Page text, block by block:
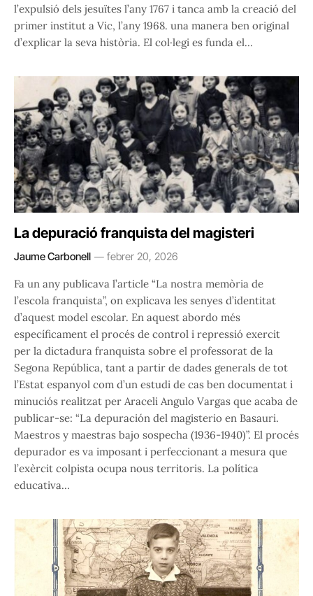
l’expulsió dels jesuïtes l’any 1767 i tanca amb la creació del
primer institut a Vic, l’any 1968. una manera ben original
d’explicar la seva història. El col·legi es funda el…
La depuració franquista del magisteri
Jaume Carbonell febrer 20, 2026
Fa un any publicava l’article “La nostra memòria de
l’escola franquista”, on explicava les senyes d’identitat
d’aquest model escolar. En aquest abordo més
específicament el procés de control i repressió exercit
per la dictadura franquista sobre el professorat de la
Segona República, tant a partir de dades generals de tot
l’Estat espanyol com d’un estudi de cas ben documentat i
minuciós realitzat per Araceli Angulo Vargas que acaba de
publicar-se: “La depuración del magisterio en Basauri.
Maestros y maestras bajo sospecha (1936-1940)”. El procés
depurador es va imposant i perfeccionant a mesura que
l’exèrcit colpista ocupa nous territoris. La política
educativa…